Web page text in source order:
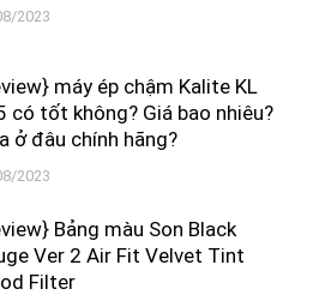
2023
máy ép chậm Kalite KL
có tốt không? Giá bao nhiêu?
ở đâu chính hãng?
2023
Bảng màu Son Black
Ver 2 Air Fit Velvet Tint
Filter